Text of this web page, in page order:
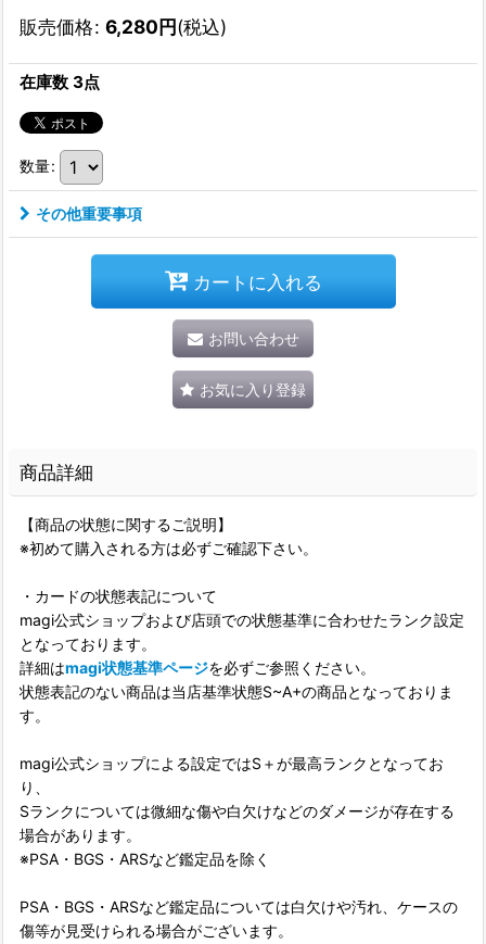
販売価格: 6,280円(税込)
在庫数 3点
数量:
その他重要事項
カートに入れる
お問い合わせ
お気に入り登録
商品詳細
【商品の状態に関するご説明】
※初めて購入される方は必ずご確認下さい。
・カードの状態表記について
magi公式ショップおよび店頭での状態基準に合わせたランク設定
となっております。
詳細はmagi状態基準ページを必ずご参照ください。
状態表記のない商品は当店基準状態S~A+の商品となっておりま
す。
magi公式ショップによる設定ではS＋が最高ランクとなってお
り、
Sランクについては微細な傷や白欠けなどのダメージが存在する
場合があります。
※PSA・BGS・ARSなど鑑定品を除く
PSA・BGS・ARSなど鑑定品については白欠けや汚れ、ケースの
傷等が見受けられる場合がございます。